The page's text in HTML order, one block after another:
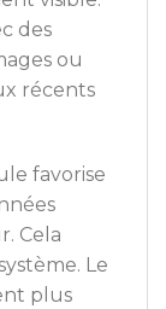
des
ou
récents
favorise
Cela
Le
plus